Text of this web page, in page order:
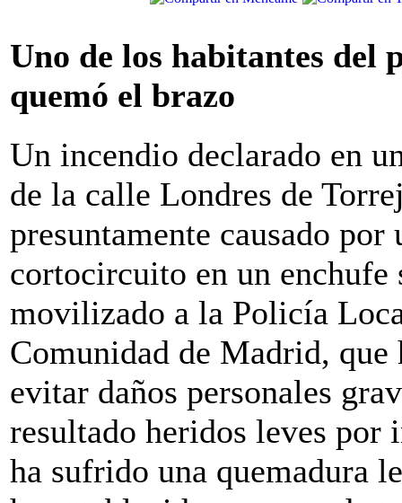
Uno de los habitantes del
quemó el brazo
Un incendio declarado en
de la calle Londres de
presuntamente causado por
cortocircuito en un enchufe
movilizado a la Policía
Comunidad de Madrid,
evitar daños personales
resultado heridos leves por
ha sufrido una quemadura